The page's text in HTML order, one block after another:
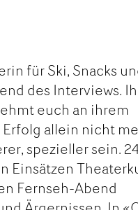
für Ski, Snacks
des Interviews.
euch an ihrem
Erfolg allein nicht
spezieller sein.
Einsätzen
Fernseh-Abend